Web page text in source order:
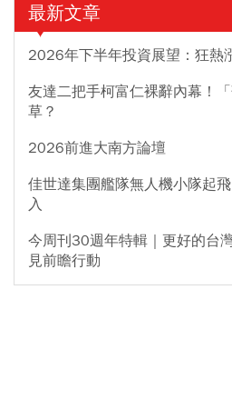
最新文章
2026年下半年投資展望：狂熱
友達二把手柯富仁裸辭內幕！
草？
2026前進大南方論壇
佳世達集團艦隊無人機小隊起
入
今周刊30週年特輯｜更好的台
見前瞻行動